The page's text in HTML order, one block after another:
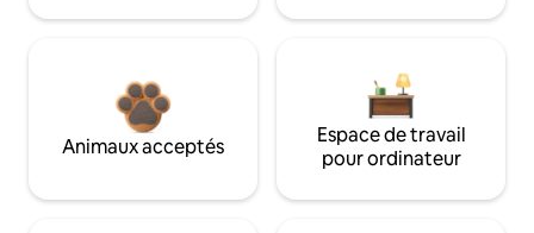
Animaux acceptés
Espace de travail
pour ordinateur